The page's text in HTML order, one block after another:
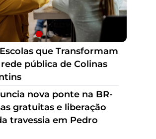
nova ponte na BR-
gratuitas e liberação
travessia em Pedro
que Transformam
pública de Colinas